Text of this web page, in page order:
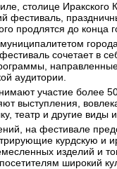
столице Иракского
фестиваль,
продлятся до конца
сочетает в
аудитории.
участие более 50
выступления,
театр и другие виды
на фестивале
курдскую и
изделий и
широкий